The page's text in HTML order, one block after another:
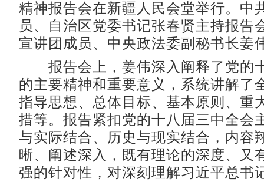
精神报告会在新疆人民会堂举行。中
员、自治区党委书记张春贤主持报告
宣讲团成员、中央政法委副秘书长姜
报告会上，姜伟深入阐释了党的
的主要精神和重要意义，系统讲解了
指导思想、总体目标、基本原则、重
措等。报告紧扣党的十八届三中全会
与实际结合、历史与现实结合，内容
晰、阐述深入，既有理论的深度、又
强的针对性，对深刻理解习近平总书